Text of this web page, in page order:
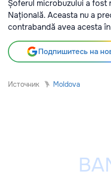
Șoferul microbuzului a fost
Națională. Aceasta nu a
contrabandă avea acesta
Подпишитесь на
Источник Moldova